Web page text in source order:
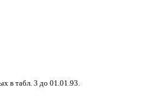
в табл. 3 до 01.01.93.